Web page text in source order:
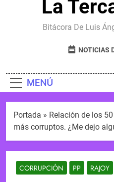
La
Bitácora De Luis
NOTICIAS
MENÚ
Portada » Relación de los
más corruptos. ¿Me dejo
CORRUPCIÓN PP RAJOY